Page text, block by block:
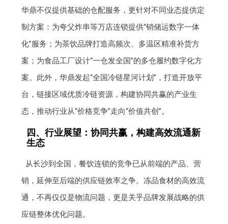
华鼎不仅提供基础的仓配服务，更针对不同业态提供定
制方案：为夸父炸串等万店连锁提供“销储运数字一体
化”服务；为茶饮品牌打造高频次、多温区精准补货方
案；为食品工厂设计“一仓发全国”的多仓履约数字化方
案。此外，华鼎发起“全国冷链星河计划”，打造开放平
台，链接区域优质冷链资源，构建协同共赢的产业生
态，推动行业从“价格竞争”走向“价值共创”。
四、行业展望：协同共赢，构建高效流通新
生态
从长沙到全国，餐饮连锁的竞争已从前端的产品、营
销，延伸至后端的供应链效率之争。冻品食材的高效流
通，不再仅仅是物流问题，更是关乎品牌发展战略的供
应链整体优化问题。